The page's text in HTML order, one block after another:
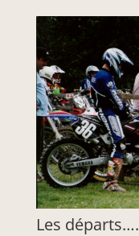
Les départs….